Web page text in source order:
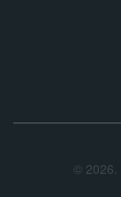
© 2026.